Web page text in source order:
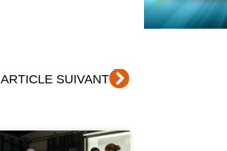
ARTICLE SUIVANTSuivant